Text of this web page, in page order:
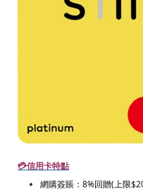
💳信用卡特點
網購簽賬：8%回贈(上限